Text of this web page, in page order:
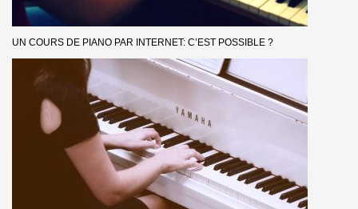
UN COURS DE PIANO PAR INTERNET: C’EST POSSIBLE ?